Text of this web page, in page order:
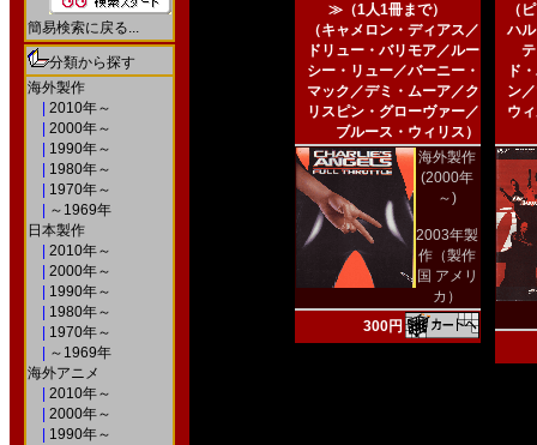
簡易検索に戻る...
分類から探す
海外製作
2010年～
2000年～
1990年～
1980年～
1970年～
～1969年
日本製作
2010年～
2000年～
1990年～
1980年～
1970年～
～1969年
海外アニメ
2010年～
2000年～
1990年～
≫（1人1冊まで）
（キャメロン・ディアス／
ドリュー・バリモア／ルー
シー・リュー／バーニー・
マック／デミ・ムーア／ク
リスピン・グローヴァー／
ブルース・ウィリス）
海外製作
(2000年
～)
2003年製
作（製作
国 アメリ
カ）
300円
（
ハ
ド
ン
ウ